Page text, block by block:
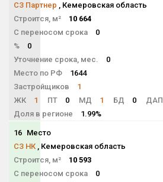
СЗ Партнер , Кемеровская область
Строится, м²
10 664
С переносом срока
0
%
0
Уточнение срока, мес.
0
Место по РФ
1644
Застройщиков
1
ЖК
1 ПТ 0 МД 1 БД 0 ДАП
Доля в регионе
1.99%
16 Место
СЗ НК , Кемеровская область
Строится, м²
10 593
С переносом срока
0